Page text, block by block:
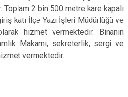
Osmangazi
Yenişehir
Yıldırım
2 bin 500 metre kare kapalı
katı İlçe Yazı İşleri Müdürlüğü ve
hizmet vermektedir. Binanın
Makamı, sekreterlik, sergi ve
vermektedir.